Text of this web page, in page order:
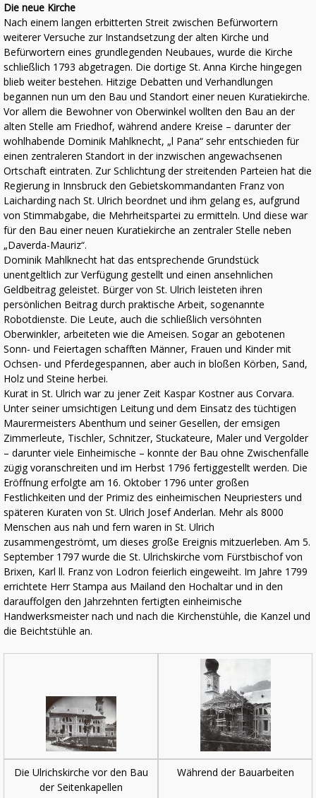
Die neue Kirche
Nach einem langen erbitterten Streit zwischen Befürwortern
weiterer Versuche zur Instandsetzung der alten Kirche und
Befürwortern eines grundlegenden Neubaues, wurde die Kirche
schließlich 1793 abgetragen. Die dortige St. Anna Kirche hingegen
blieb weiter bestehen. Hitzige Debatten und Verhandlungen
begannen nun um den Bau und Standort einer neuen Kuratiekirche.
Vor allem die Bewohner von Oberwinkel wollten den Bau an der
alten Stelle am Friedhof, während andere Kreise – darunter der
wohlhabende Dominik Mahlknecht, „l Pana“ sehr entschieden für
einen zentraleren Standort in der inzwischen angewachsenen
Ortschaft eintraten. Zur Schlichtung der streitenden Parteien hat die
Regierung in Innsbruck den Gebietskommandanten Franz von
Laicharding nach St. Ulrich beordnet und ihm gelang es, aufgrund
von Stimmabgabe, die Mehrheitspartei zu ermitteln. Und diese war
für den Bau einer neuen Kuratiekirche an zentraler Stelle neben
„Daverda-Mauriz“.
Dominik Mahlknecht hat das entsprechende Grundstück
unentgeltlich zur Verfügung gestellt und einen ansehnlichen
Geldbeitrag geleistet. Bürger von St. Ulrich leisteten ihren
persönlichen Beitrag durch praktische Arbeit, sogenannte
Robotdienste. Die Leute, auch die schließlich versöhnten
Oberwinkler, arbeiteten wie die Ameisen. Sogar an gebotenen
Sonn- und Feiertagen schafften Männer, Frauen und Kinder mit
Ochsen- und Pferdegespannen, aber auch in bloßen Körben, Sand,
Holz und Steine herbei.
Kurat in St. Ulrich war zu jener Zeit Kaspar Kostner aus Corvara.
Unter seiner umsichtigen Leitung und dem Einsatz des tüchtigen
Maurermeisters Abenthum und seiner Gesellen, der emsigen
Zimmerleute, Tischler, Schnitzer, Stuckateure, Maler und Vergolder
– darunter viele Einheimische – konnte der Bau ohne Zwischenfälle
zügig voranschreiten und im Herbst 1796 fertiggestellt werden. Die
Eröffnung erfolgte am 16. Oktober 1796 unter großen
Festlichkeiten und der Primiz des einheimischen Neupriesters und
späteren Kuraten von St. Ulrich Josef Anderlan. Mehr als 8000
Menschen aus nah und fern waren in St. Ulrich
zusammengeströmt, um dieses große Ereignis mitzuerleben. Am 5.
September 1797 wurde die St. Ulrichskirche vom Fürstbischof von
Brixen, Karl ll. Franz von Lodron feierlich eingeweiht. Im Jahre 1799
errichtete Herr Stampa aus Mailand den Hochaltar und in den
darauffolgen den Jahrzehnten fertigten einheimische
Handwerksmeister nach und nach die Kirchenstühle, die Kanzel und
die Beichtstühle an.
Die Ulrichskirche vor den Bau
der Seitenkapellen
Während der Bauarbeiten